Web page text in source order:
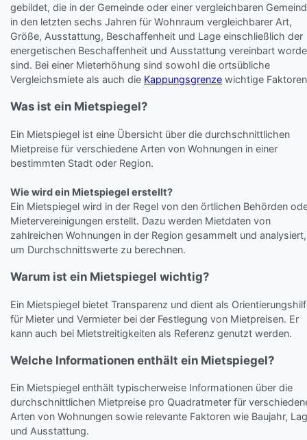
gebildet, die in der Gemeinde oder einer vergleichbaren
in den letzten sechs Jahren für Wohnraum vergleichbarer Art,
Größe, Ausstattung, Beschaffenheit und Lage einschließlich der
energetischen Beschaffenheit und Ausstattung vereinbart
sind. Bei einer Mieterhöhung sind sowohl die ortsübliche
Vergleichsmiete als auch die Kappungsgrenze wichtige
Was ist ein Mietspiegel?
Ein Mietspiegel ist eine Übersicht über die durchschnittlichen
Mietpreise für verschiedene Arten von Wohnungen in einer
bestimmten Stadt oder Region.
Wie wird ein Mietspiegel erstellt?
Ein Mietspiegel wird in der Regel von den örtlichen Behörden
Mietervereinigungen erstellt. Dazu werden Mietdaten von
zahlreichen Wohnungen in der Region gesammelt und analysiert,
um Durchschnittswerte zu berechnen.
Warum ist ein Mietspiegel wichtig?
Ein Mietspiegel bietet Transparenz und dient als
für Mieter und Vermieter bei der Festlegung von Mietpreisen. Er
kann auch bei Mietstreitigkeiten als Referenz genutzt werden.
Welche Informationen enthält ein Mietspiegel?
Ein Mietspiegel enthält typischerweise Informationen über die
durchschnittlichen Mietpreise pro Quadratmeter für
Arten von Wohnungen sowie relevante Faktoren wie Baujahr,
und Ausstattung.